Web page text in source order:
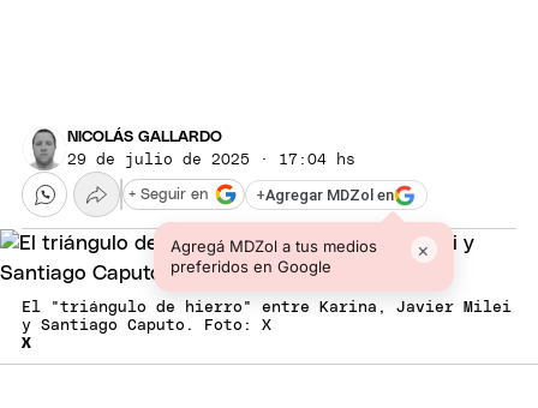
NICOLÁS GALLARDO
29 de julio de 2025 · 17:04 hs
+Agregar MDZol en
Agregá MDZol a tus medios
preferidos en Google
×
+ Seguir en
El "triángulo de hierro" entre Karina, Javier Milei
y Santiago Caputo. Foto: X
X